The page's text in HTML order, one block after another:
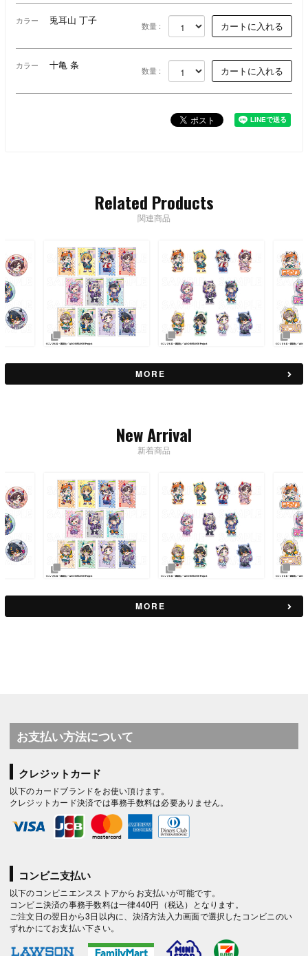
カラー 兎耳山 丁子 数量 :
カラー 十亀 条 数量 :
Related Products
関連商品
MORE
New Arrival
新着商品
MORE
お支払い方法について
クレジットカード
以下のカードブランドをお使い頂けます。
クレジットカード決済では事務手数料は必要ありません。
コンビニ支払い
以下のコンビニエンスストアからお支払いが可能です。
コンビニ決済の事務手数料は一律440円（税込）となります。
ご注文日の翌日から3日以内に、決済方法入力画面で選択したコンビニのい
ずれかにてお支払い下さい。